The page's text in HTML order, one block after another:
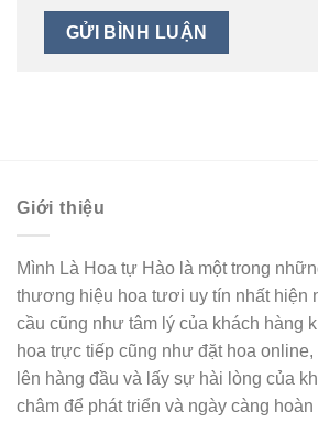
Giới thiệu
Mình Là Hoa tự Hào là một trong
thương hiệu hoa tươi uy tín nhất hiện
cầu cũng như tâm lý của khách hàng
hoa trực tiếp cũng như đặt hoa online,
lên hàng đầu và lấy sự hài lòng của
châm để phát triển và ngày càng